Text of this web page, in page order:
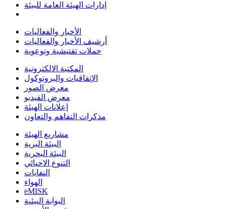
إدارات الهيئة العامة للبيئة
الأخبار والفعاليات
أرشيف الأخبار والفعاليات
حملات تفتيشية وتوعوية
المكتبة الالكترونية
الإتفاقيات والبروتوكول
معرض الصور
معرض الفيديو
إعلانات الهيئة
مذكرات التفاهم والتعاون
مشاريع الهيئة
البيئة البرية
البيئة البحرية
التنوع الاحيائي
النفايات
الهواء
eMISK
البوابة البيئية